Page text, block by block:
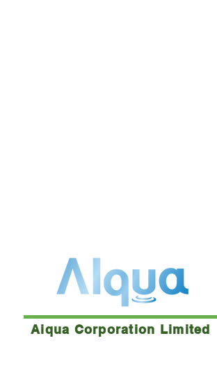
Aiqua Corporation Limited